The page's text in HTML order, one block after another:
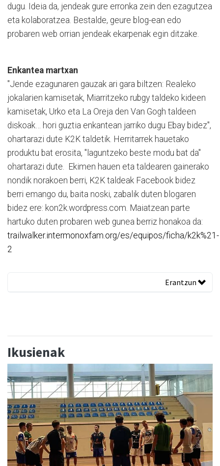
dugu. Ideia da, jendeak gure erronka zein den ezagutzea
eta kolaboratzea. Bestalde, geure blog-ean edo
probaren web orrian jendeak ekarpenak egin ditzake.
Enkantea martxan
"Jende ezagunaren gauzak ari gara biltzen: Realeko
jokalarien kamisetak, Miarritzeko rubgy taldeko kideen
kamisetak, Urko eta La Oreja den Van Gogh taldeen
diskoak… hori guztia enkantean jarriko dugu Ebay bidez",
ohartarazi dute K2K taldetik. Herritarrek hauetako
produktu bat erosita, "laguntzeko beste modu bat da"
ohartarazi dute. Ekimen hauen eta taldearen gainerako
nondik norakoen berri, K2K taldeak Facebook bidez
berri emango du, baita noski, zabalik duten blogaren
bidez ere: kon2k.wordpress.com. Maiatzean parte
hartuko duten probaren web gunea berriz honakoa da:
trailwalker.intermonoxfam.org/es/equipos/ficha/k2k%21-
2
Erantzun
Ikusienak